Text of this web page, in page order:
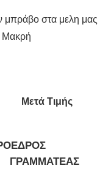
μπράβο στα μελη μας
Μακρή
Μετά Τιμής
Ο
ΓΡΑΜΜΑΤΕΑΣ